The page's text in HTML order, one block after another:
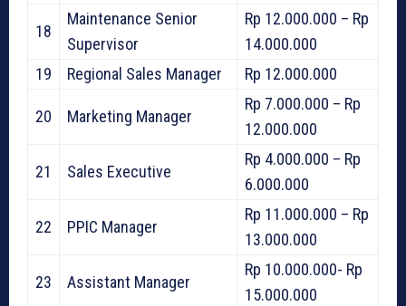
18
Maintenance Senior
Supervisor
Rp 12.000.000 – Rp
14.000.000
19
Regional Sales Manager Rp 12.000.000
20 Marketing Manager
Rp 7.000.000 – Rp
12.000.000
21 Sales Executive
Rp 4.000.000 – Rp
6.000.000
22 PPIC Manager
Rp 11.000.000 – Rp
13.000.000
23 Assistant Manager
Rp 10.000.000- Rp
15.000.000